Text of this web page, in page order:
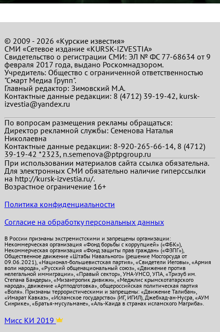
© 2009 - 2026 «Курские известия»
СМИ «Сетевое издание «KURSK-IZVESTIA»
Свидетельство о регистрации СМИ: ЭЛ № ФС 77-68634 от 9
февраля 2017 года, выдано Роскомнадзором.
Учредитель: Общество с ограниченной ответственностью
"Смарт Медиа Групп".
Главный редактор:Зимовский М.А.
Контактные данные редакции: 8 (4712) 39-19-42, kursk-
izvestia@yandex.ru
По вопросам размещения рекламы обращаться:
Директор рекламной службы: Семенова Наталья
Николаевна
Контактные данные редакции: 8-920-265-66-14, 8 (4712)
39-19-42 *2323, n.semenova@ptpgroup.ru
При использовании материалов сайта ссылка обязательна.
Для электронных СМИ обязательно наличие гиперссылки
на http://kursk-izvestia.ru/.
Возрастное ограничение 16+
Политика конфиденциальности
Согласие на обработку персональных данных
В России признаны экстремистскими и запрещены организации:
Некоммерческая организация «Фонд борьбы с коррупцией» («ФБК»),
Некоммерческая организация «Фонд защиты прав граждан» («ФЗПГ»),
Общественное движение «Штабы Навального» (решение Мосгорсуда от
09.06.2021), «Национал-большевистская партия», «Свидетели Иеговы», «Армия
воли народа», «Русский общенациональный союз», «Движение против
нелегальной иммиграции», «Правый сектор», УНА-УНСО, УПА, «Тризуб им.
Степана Бандеры», «Мизантропик дивижн», «Меджлис крымскотатарского
народа», движение «Артподготовка», общероссийская политическая партия
«Воля». Признаны террористическими и запрещены: «Движение Талибан»,
«Имарат Кавказ», «Исламское государство» (ИГ, ИГИЛ), Джебхад-ан-Нусра, «АУМ
Синрике», «Братья-мусульмане», «Аль-Каида в странах исламского Магриба».
Мисс КИ 2019